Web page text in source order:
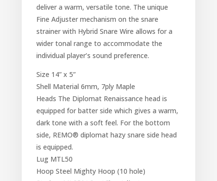
deliver a warm, versatile tone. The unique
Fine Adjuster mechanism on the snare
strainer with Hybrid Snare Wire allows for a
wider tonal range to accommodate the
individual player’s sound preference.
Size 14” x 5”
Shell Material 6mm, 7ply Maple
Heads The Diplomat Renaissance head is
equipped for batter side which gives a warm,
dark tone with a soft feel. For the bottom
side, REMO® diplomat hazy snare side head
is equipped.
Lug MTL50
Hoop Steel Mighty Hoop (10 hole)